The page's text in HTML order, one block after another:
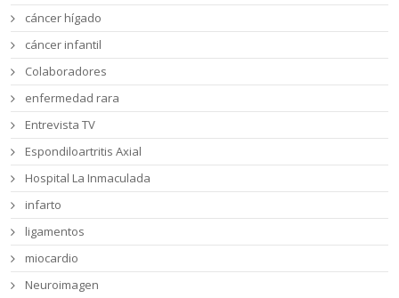
cáncer hígado
cáncer infantil
Colaboradores
enfermedad rara
Entrevista TV
Espondiloartritis Axial
Hospital La Inmaculada
infarto
ligamentos
miocardio
Neuroimagen